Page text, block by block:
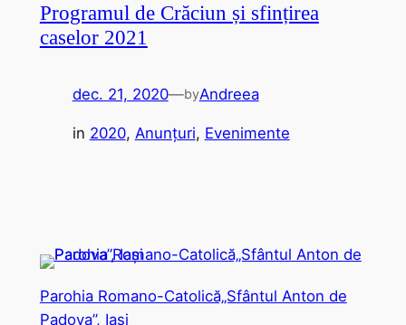
Programul de Crăciun și sfințirea
caselor 2021
dec. 21, 2020—byAndreea
in 2020, Anunțuri, Evenimente
Parohia Romano-Catolică„Sfântul Anton de
Padova”, Iași